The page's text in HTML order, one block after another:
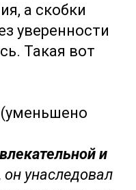
а скобки
уверенности
Такая вот
(уменьшено
и
он унаследовал